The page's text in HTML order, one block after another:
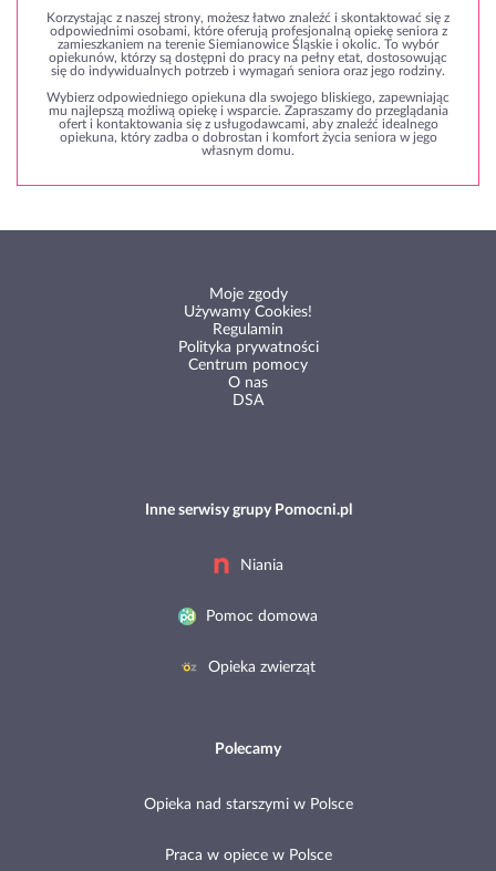
Korzystając z naszej strony, możesz łatwo znaleźć i skontaktować się z
odpowiednimi osobami, które oferują profesjonalną opiekę seniora z
zamieszkaniem na terenie Siemianowice Śląskie i okolic. To wybór
opiekunów, którzy są dostępni do pracy na pełny etat, dostosowując
się do indywidualnych potrzeb i wymagań seniora oraz jego rodziny.
Wybierz odpowiedniego opiekuna dla swojego bliskiego, zapewniając
mu najlepszą możliwą opiekę i wsparcie. Zapraszamy do przeglądania
ofert i kontaktowania się z usługodawcami, aby znaleźć idealnego
opiekuna, który zadba o dobrostan i komfort życia seniora w jego
własnym domu.
Moje zgody
Używamy Cookies!
Regulamin
Polityka prywatności
Centrum pomocy
O nas
DSA
Inne serwisy grupy Pomocni.pl
Niania
Pomoc domowa
Opieka zwierząt
Polecamy
Opieka nad starszymi w Polsce
Praca w opiece w Polsce